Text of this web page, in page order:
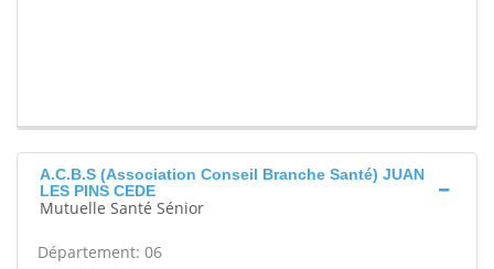
A.C.B.S (Association Conseil Branche Santé) JUAN
LES PINS CEDE
Mutuelle Santé Sénior
Département: 06